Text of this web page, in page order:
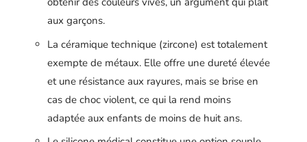
aux garçons.
La céramique technique (zircone) est totalement
exempte de métaux. Elle offre une dureté élevée
et une résistance aux rayures, mais se brise en
cas de choc violent, ce qui la rend moins
adaptée aux enfants de moins de huit ans.